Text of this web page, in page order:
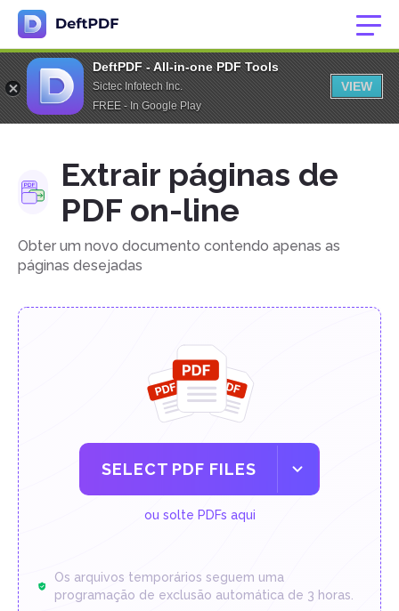
DeftPDF - All-in-one PDF Tools
Sictec Infotech Inc.
FREE - In Google Play
VIEW
Extrair páginas de
PDF on-line
Obter um novo documento contendo apenas as
páginas desejadas
SELECT PDF FILES
ou solte PDFs aqui
Os arquivos temporários seguem uma
programação de exclusão automática de 3 horas.